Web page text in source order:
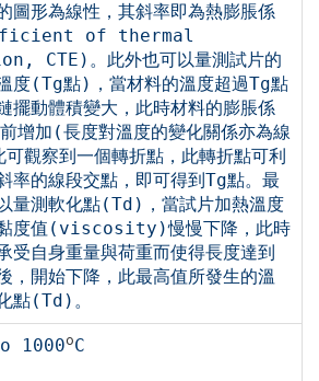
圖形為線性，其斜率即為熱膨脹係
of thermal
CTE)。此外也可以量測試片的
度(Tg點)，當材料的溫度超過Tg點
擺動體積變大，此時材料的膨脹係
增加(長度對溫度的變化關係亦為線
觀察到一個轉折點，此轉折點可利
率的線段交點，即可得到Tg點。最
量測軟化點(Td)，當試片加熱溫度
度值(viscosity)慢慢下降，此時
受自身重量與荷重而使得長度達到
，開始下降，此最高值所發生的溫
點(Td)。
1000oC